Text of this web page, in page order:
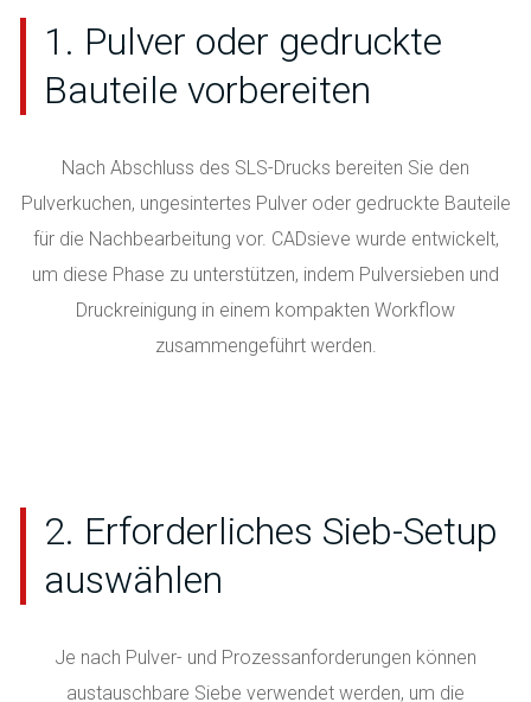
1. Pulver oder gedruckte
Bauteile vorbereiten
Nach Abschluss des SLS-Drucks bereiten Sie den
Pulverkuchen, ungesintertes Pulver oder gedruckte Bauteile
für die Nachbearbeitung vor. CADsieve wurde entwickelt,
um diese Phase zu unterstützen, indem Pulversieben und
Druckreinigung in einem kompakten Workflow
zusammengeführt werden.
2. Erforderliches Sieb-Setup
auswählen
Je nach Pulver- und Prozessanforderungen können
austauschbare Siebe verwendet werden, um die